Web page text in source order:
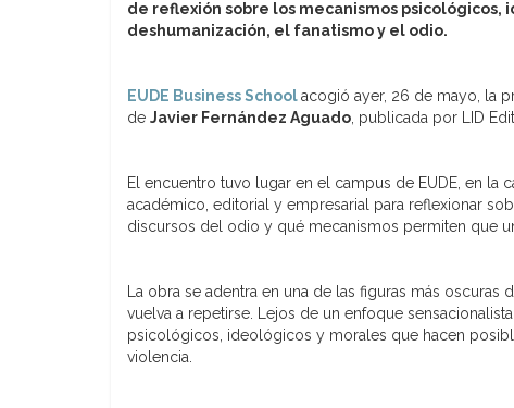
de reflexión sobre los mecanismos
deshumanización, el fanatismo y el odio.
EUDE Business Schoolacogió ayer, 26 de mayo, la
de Javier Fernández Aguado , publicada por LID
El encuentro tuvo lugar en el campus de EUDE, en
académico, editorial y empresarial para reflexionar
discursos del odio y qué mecanismos permiten que
La obra se adentra en una de las figuras más
vuelva a repetirse. Lejos de un enfoque
psicológicos, ideológicos y morales que hacen
violencia.